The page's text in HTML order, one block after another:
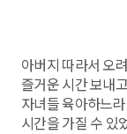
아버지 따라서 오
즐거운 시간 보내
자녀들 육아하느
시간을 가질 수 있